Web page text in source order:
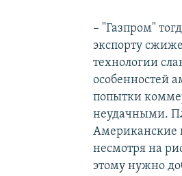
– "Газпром"
экспорту
технологии
особенностей
попытки
неудачными.
Американские
несмотря на
этому нужно